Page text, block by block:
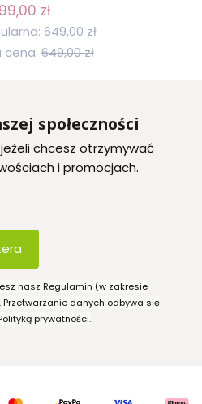
zł
649,00 zł
cena: 649,00 zł
społeczności
chcesz otrzymywać
i promocjach.
nasz Regulamin (w zakresie
danych odbywa się
prywatności.